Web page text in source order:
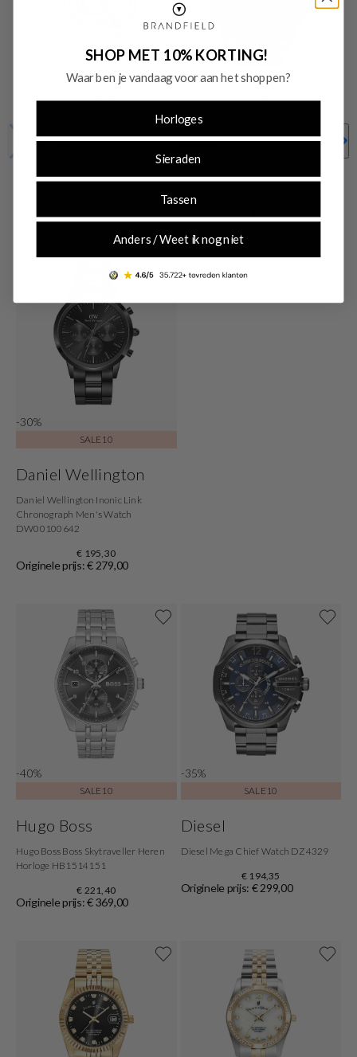
SALE10
Festina
Festina Chrono Bike Black Men's
Watch F20725/2
Originele prijs: € 209,00
-30%
SALE10
Diesel
Diesel The Daddies Series Watch
DZ7395
Originele prijs: € 489,00
-30%
SALE10
Daniel Wellington
Daniel Wellington Inonic Link
Chronograph Men's Watch
DW00100642
€ 195,30
Originele prijs: € 279,00
-40%
SALE10
Hugo Boss
Hugo Boss Boss Skytraveller Heren
Horloge HB1514151
€ 221,40
Originele prijs: € 369,00
-35%
SALE10
Diesel
Diesel Mega Chief Watch DZ4329
€ 194,35
Originele prijs: € 299,00
SHOP MET 10% KORTING!
Waar ben je vandaag voor aan het shoppen?
Horloges
Sieraden
Tassen
Anders / Weet ik nog niet